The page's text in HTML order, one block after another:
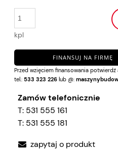
kpl
FINANSUJ NA FIRMĘ
Przed wzięciem finansowania
tel.: 533 323 226 lub @:
Zamów telefonicznie
T: 531 555 161
T: 531 555 181
zapytaj o produkt